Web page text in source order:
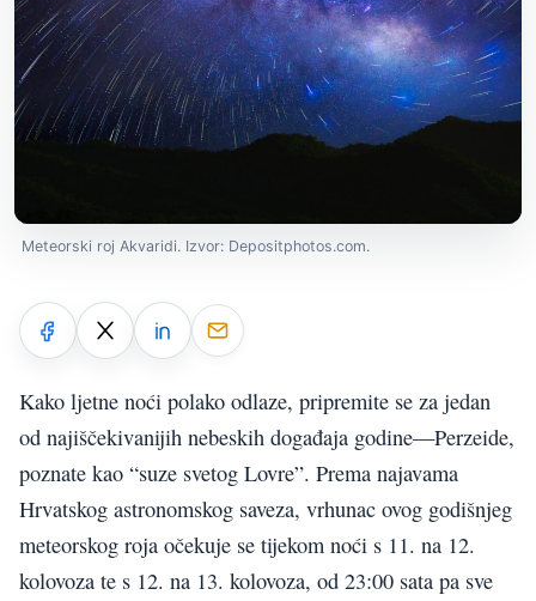
Meteorski roj Akvaridi. Izvor: Depositphotos.com.
Kako ljetne noći polako odlaze, pripremite se za jedan
od najiščekivanijih nebeskih događaja godine—Perzeide,
poznate kao “suze svetog Lovre”. Prema najavama
Hrvatskog astronomskog saveza, vrhunac ovog godišnjeg
meteorskog roja očekuje se tijekom noći s 11. na 12.
kolovoza te s 12. na 13. kolovoza, od 23:00 sata pa sve